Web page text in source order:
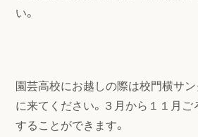
い。
園芸高校にお越しの際は校門横サ
に来てください。３月から１１月
することができます。